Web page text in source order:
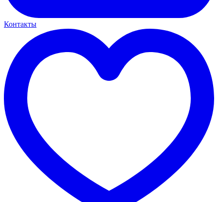
Контакты